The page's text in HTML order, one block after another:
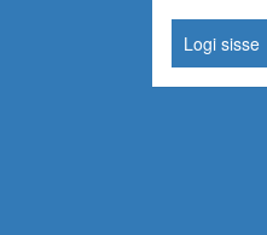
Logi sisse